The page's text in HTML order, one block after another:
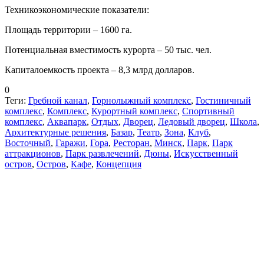
Техникоэкономические показатели:
Площадь территории – 1600 га.
Потенциальная вместимость курорта – 50 тыс. чел.
Капиталоемкость проекта – 8,3 млрд долларов.
0
Теги: Гребной канал, Горнолыжный комплекс, Гостиничный
комплекс, Комплекс, Курортный комплекс, Спортивный
комплекс, Аквапарк, Отдых, Дворец, Ледовый дворец, Школа,
Архитектурные решения, Базар, Театр, Зона, Клуб,
Восточный, Гаражи, Гора, Ресторан, Минск, Парк, Парк
аттракционов, Парк развлечений, Дюны, Искусственный
остров, Остров, Кафе, Концепция